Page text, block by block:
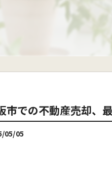
市での不動産売却、
05/05